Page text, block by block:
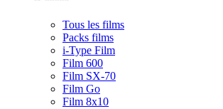
Tous les films
Packs films
i-Type Film
Film 600
Film SX-70
Film Go
Film 8x10